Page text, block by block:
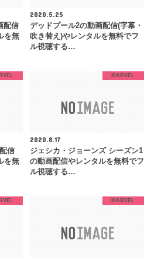
配信
を無
2020.5.25
デッドプール2の動画配信(字幕・
吹き替え)やレンタルを無料でフ
ル視聴する…
信
を無
MARVEL
2020.8.17
ジェシカ・ジョーンズ シーズン1
の動画配信やレンタルを無料でフ
ル視聴する…
MARVEL